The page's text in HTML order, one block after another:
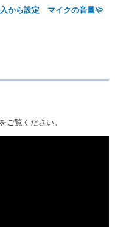
から設定 マイクの音量や
ご覧ください。